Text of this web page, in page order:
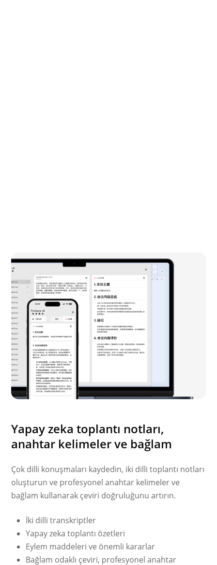
Yapay zeka toplantı notları,
anahtar kelimeler ve bağlam
Çok dilli konuşmaları kaydedin, iki dilli toplantı notları
oluşturun ve profesyonel anahtar kelimeler ve
bağlam kullanarak çeviri doğruluğunu artırın.
İki dilli transkriptler
Yapay zeka toplantı özetleri
Eylem maddeleri ve önemli kararlar
Bağlam odaklı çeviri, profesyonel anahtar